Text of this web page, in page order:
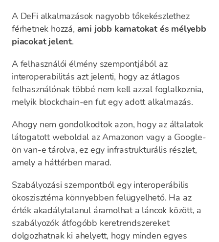
A DeFi alkalmazások nagyobb tőkekészlethez
férhetnek hozzá, ami jobb kamatokat és mélyebb
piacokat jelent.
A felhasználói élmény szempontjából az
interoperabilitás azt jelenti, hogy az átlagos
felhasználónak többé nem kell azzal foglalkoznia,
melyik blockchain-en fut egy adott alkalmazás.
Ahogy nem gondolkodtok azon, hogy az általatok
látogatott weboldal az Amazonon vagy a Google-
ön van-e tárolva, ez egy infrastrukturális részlet,
amely a háttérben marad.
Szabályozási szempontból egy interoperábilis
ökoszisztéma könnyebben felügyelhető. Ha az
érték akadálytalanul áramolhat a láncok között, a
szabályozók átfogóbb keretrendszereket
dolgozhatnak ki ahelyett, hogy minden egyes